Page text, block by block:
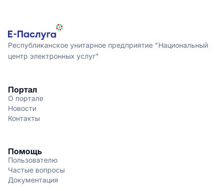
Республиканское унитарное предприятие "Национальный
центр электронных услуг"
Портал
О портале
Новости
Контакты
Помощь
Пользователю
Частые вопросы
Документация